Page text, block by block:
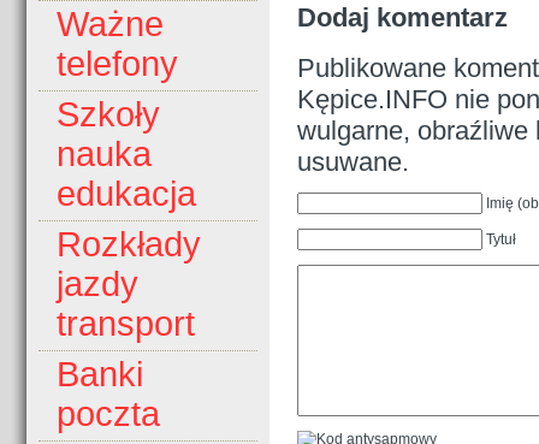
Ważne
telefony
Szkoły
nauka
edukacja
Rozkłady
jazdy
transport
Banki
poczta
Dodaj komentarz
Publikowane
Kępice.INFO nie
wulgarne, obraźliwe
usuwane.
Imię
Tytuł